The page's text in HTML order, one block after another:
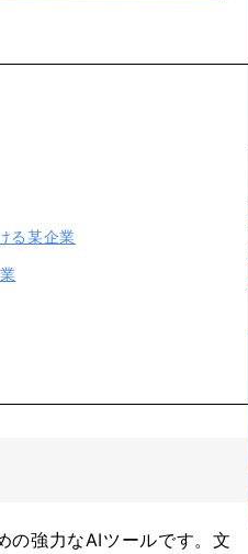
る某企業
強力なAIツールです。文